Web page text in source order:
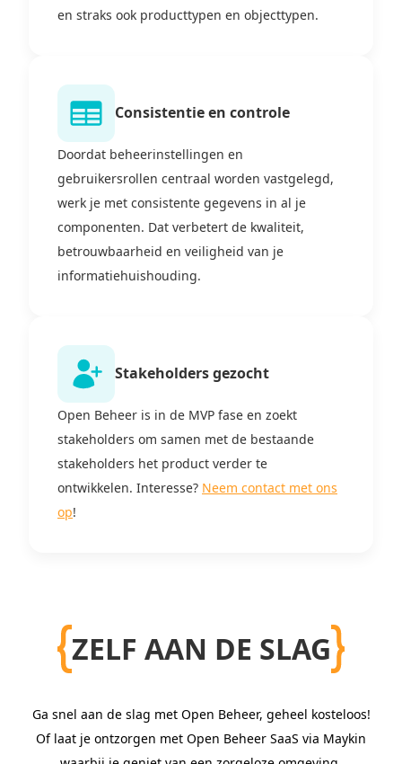
en straks ook producttypen en objecttypen.
Consistentie en controle
Doordat beheerinstellingen en
gebruikersrollen centraal worden vastgelegd,
werk je met consistente gegevens in al je
componenten. Dat verbetert de kwaliteit,
betrouwbaarheid en veiligheid van je
informatiehuishouding.
Stakeholders gezocht
Open Beheer is in de MVP fase en zoekt
stakeholders om samen met de bestaande
stakeholders het product verder te
ontwikkelen. Interesse? Neem contact met ons
op!
ZELF AAN DE SLAG
Ga snel aan de slag met Open Beheer, geheel kosteloos!
Of laat je ontzorgen met Open Beheer SaaS via Maykin